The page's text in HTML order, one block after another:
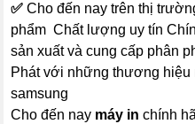
✅ Cho đến nay trên thị
phẩm Chất lượng uy tín
sản xuất và cung cấp phân
Phát với những thương hiệu
samsung
Cho đến nay máy in chính